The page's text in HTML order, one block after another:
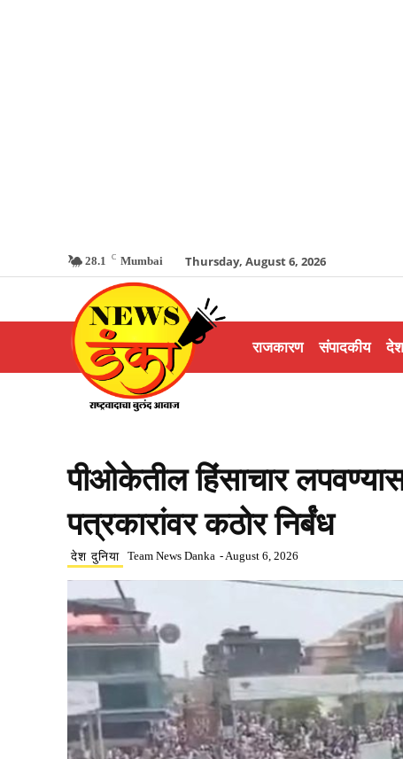
28.1 C Mumbai Thursday, August 6, 2026
राजकारण संपादकीय
पीओकेतील हिंसाचार
पत्रकारांवर कठोर निर्बंध
देश दुनिया Team News Danka - August 6, 2026